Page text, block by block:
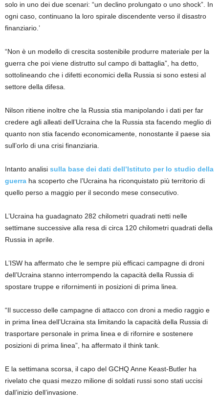
solo in uno dei due scenari: “un declino prolungato o uno shock”. In
ogni caso, continuano la loro spirale discendente verso il disastro
finanziario.’
“Non è un modello di crescita sostenibile produrre materiale per la
guerra che poi viene distrutto sul campo di battaglia”, ha detto,
sottolineando che i difetti economici della Russia si sono estesi al
settore della difesa.
Nilson ritiene inoltre che la Russia stia manipolando i dati per far
credere agli alleati dell’Ucraina che la Russia sta facendo meglio di
quanto non stia facendo economicamente, nonostante il paese sia
sull’orlo di una crisi finanziaria.
Intanto analisi sulla base dei dati dell’Istituto per lo studio della
guerra ha scoperto che l’Ucraina ha riconquistato più territorio di
quello perso a maggio per il secondo mese consecutivo.
L’Ucraina ha guadagnato 282 chilometri quadrati netti nelle
settimane successive alla resa di circa 120 chilometri quadrati della
Russia in aprile.
L’ISW ha affermato che le sempre più efficaci campagne di droni
dell’Ucraina stanno interrompendo la capacità della Russia di
spostare truppe e rifornimenti in posizioni di prima linea.
“Il successo delle campagne di attacco con droni a medio raggio e
in prima linea dell’Ucraina sta limitando la capacità della Russia di
trasportare personale in prima linea e di rifornire e sostenere
posizioni di prima linea”, ha affermato il think tank.
E la settimana scorsa, il capo del GCHQ Anne Keast-Butler ha
rivelato che quasi mezzo milione di soldati russi sono stati uccisi
dall’inizio dell’invasione.